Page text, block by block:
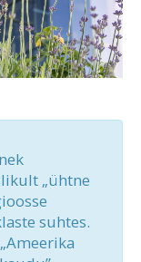
„ühtne
suhtes.